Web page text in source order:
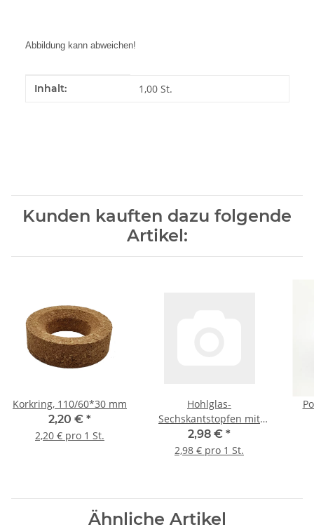
Abbildung kann abweichen!
Produkteigenschaft
Wert
Inhalt: 1,00 St.
Kunden kauften dazu folgende
Artikel:
Korkring, 110/60*30 mm
2,20 € *
2,20 € pro 1 St.
Hohlglas-
Sechskantstopfen mit
Abtropfspitze, NS 29/32
2,98 € *
2,98 € pro 1 St.
Ähnliche Artikel